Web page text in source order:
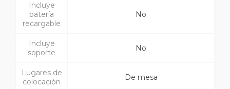
Incluye
batería
recargable
No
Incluye
soporte
No
Lugares de
colocación
De mesa